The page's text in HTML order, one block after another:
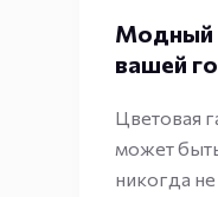
Модный
вашей
Цветовая
может
никогда